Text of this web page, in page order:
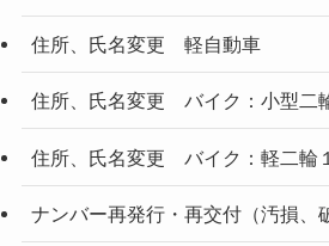
住所、氏名変更 軽自動車
住所、氏名変更 バイク：小型二
住所、氏名変更 バイク：軽二輪
ナンバー再発行・再交付（汚損、